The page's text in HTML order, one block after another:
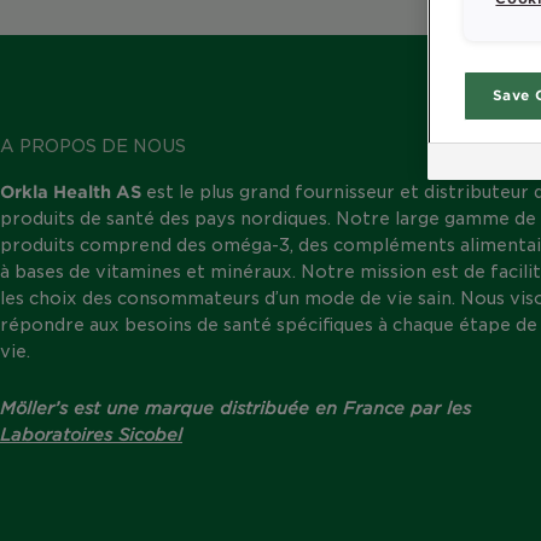
A PROPOS DE NOUS
Orkla Health AS est le plus grand fournisseur et distributeur
produits de santé des pays nordiques. Notre large gamme de
produits comprend des oméga-3, des compléments
à bases de vitamines et minéraux. Notre mission est de
les choix des consommateurs d’un mode de vie sain. Nous
répondre aux besoins de santé spécifiques à chaque étape de
vie.
Möller’s est une marque distribuée en France par les
Laboratoires Sicobel
Save